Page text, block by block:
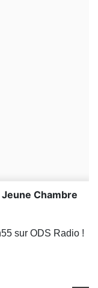
Chambre
sur ODS Radio !